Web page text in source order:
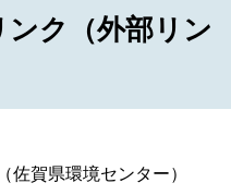
ンク（外部リン
（佐賀県環境センター）